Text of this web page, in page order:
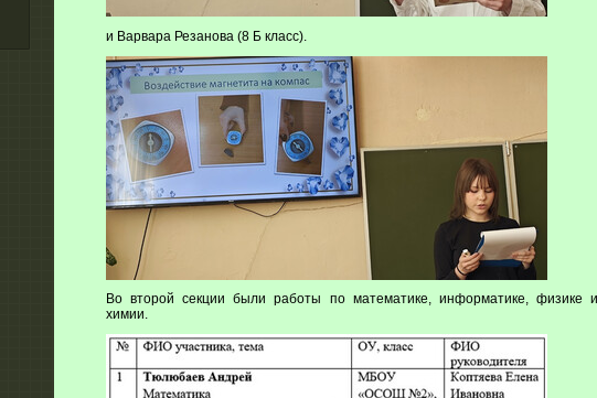
и Варвара Резанова (8 Б класс).
Во второй секции были работы по математике, информатике, физике и
химии.